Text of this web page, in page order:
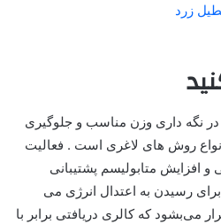
زرد
نگه داری وزن مناسب و جلوگیری
روش های لاغری است . فعالیت
افزایش متابولیسم پشتیبانی
رسیدن به اعتدال انرژی می
می‌بشود که کالری دریافتی برابر با